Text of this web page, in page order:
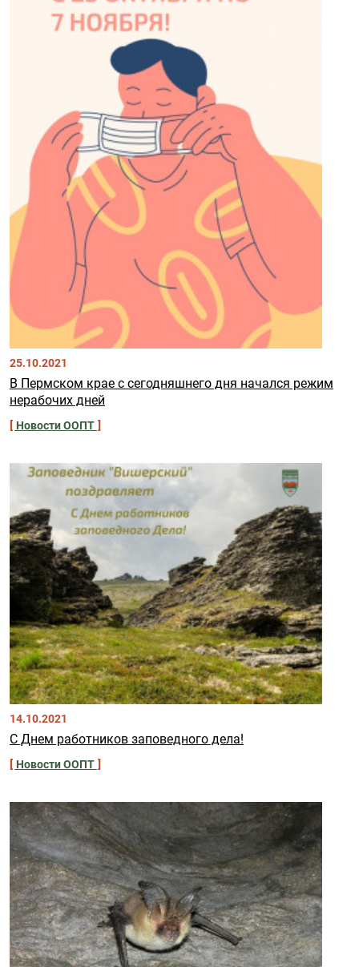
25.10.2021
В Пермском крае с сегодняшнего дня начался режим
нерабочих дней
Новости ООПТ
14.10.2021
С Днем работников заповедного дела!
Новости ООПТ